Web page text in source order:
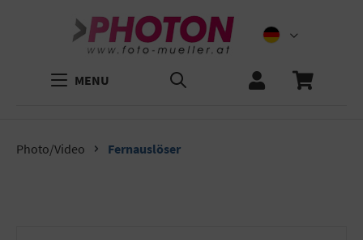
MENU
Photo/Video Fernauslöser